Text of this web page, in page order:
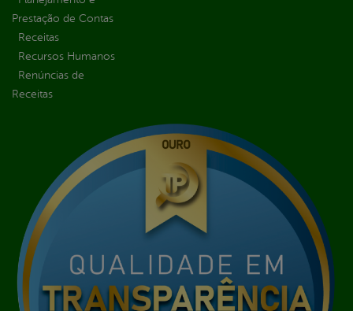
Prestação de Contas
Receitas
Recursos Humanos
Renúncias de
Receitas